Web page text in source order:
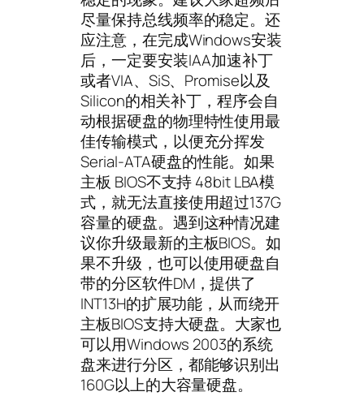
尽量保持总线频率的稳定。还
应注意，在完成Windows安装
后，一定要安装IAA加速补丁
或者VIA、SiS、Promise以及
Silicon的相关补丁，程序会自
动根据硬盘的物理特性使用最
佳传输模式，以便充分挥发
Serial-ATA硬盘的性能。如果
主板 BIOS不支持 48bit LBA模
式，就无法直接使用超过137G
容量的硬盘。遇到这种情况建
议你升级最新的主板BIOS。如
果不升级，也可以使用硬盘自
带的分区软件DM，提供了
INT13H的扩展功能，从而绕开
主板BIOS支持大硬盘。大家也
可以用Windows 2003的系统
盘来进行分区，都能够识别出
160G以上的大容量硬盘。